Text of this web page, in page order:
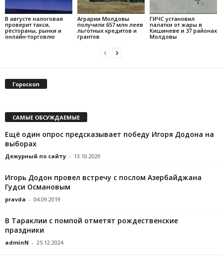
В августе налоговая
проверит такси,
рестораны, рынки и
онлайн-торговлю
Аграрии Молдовы
получили 657 млн леев
льготных кредитов и
грантов
ГИЧС установил
палатки от жары в
Кишиневе и 37 районах
Молдовы
Гороскоп
САМЫЕ ОБСУЖДАЕМЫЕ
Ещё один опрос предсказывает победу Игоря Додона на
выборах
Дежурный по сайту - 13.10.2020
Игорь Додон провел встречу с послом Азербайджана
Гудси Османовым
pravda - 04.09.2019
В Тараклии с помпой отметят рождественские
праздники
adminN - 25.12.2024